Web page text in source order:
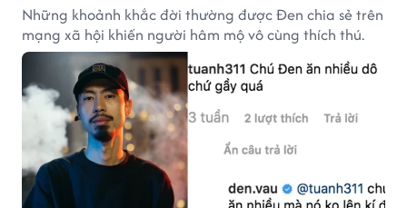
Những khoảnh khắc đời thường được Đen chia sẻ trên
mạng xã hội khiến người hâm mộ vô cùng thích thú.